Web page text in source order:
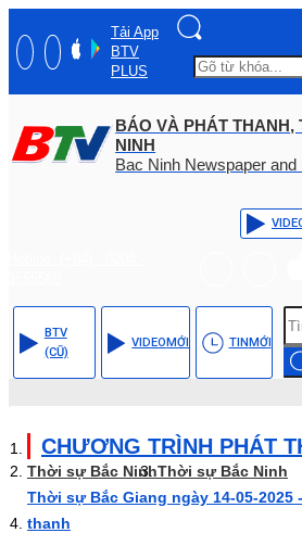
Tải App
BTV
PLUS
BÁO VÀ PHÁT THANH,
NINH
Bac Ninh Newspaper and
BTV
(CŨ)
VIDEOMỚI TINMỚI
CHƯƠNG TRÌNH PHÁT
Thời sự Bắc NinhThời sự Bắc Ninh
Thời sự Bắc Giang ngày 14-05-
thanh